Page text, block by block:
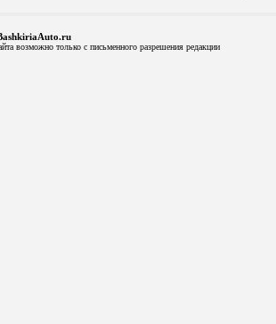
возможно только с письменного разрешения редакции